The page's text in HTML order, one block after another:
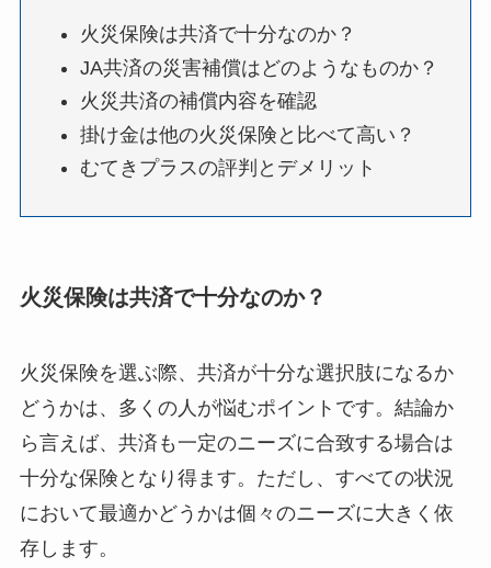
火災保険は共済で十分なのか？
JA共済の災害補償はどのようなものか？
火災共済の補償内容を確認
掛け金は他の火災保険と比べて高い？
むてきプラスの評判とデメリット
火災保険は共済で十分なのか？
火災保険を選ぶ際、共済が十分な選択肢になるか
どうかは、多くの人が悩むポイントです。結論か
ら言えば、共済も一定のニーズに合致する場合は
十分な保険となり得ます。ただし、すべての状況
において最適かどうかは個々のニーズに大きく依
存します。